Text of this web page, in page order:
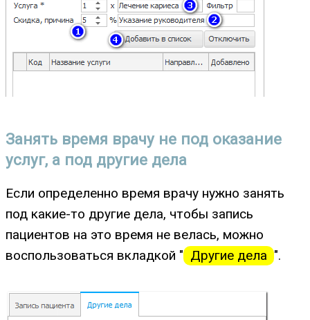
Занять время врачу не под оказание
услуг, а под другие дела
Если определенно время врачу нужно занять
под какие-то другие дела, чтобы запись
пациентов на это время не велась, можно
воспользоваться вкладкой " Другие дела ".